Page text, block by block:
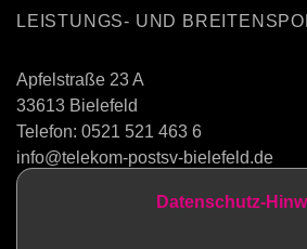
LEISTUNGS- UND
Apfelstraße 23 A
33613 Bielefeld
Telefon: 0521 521 463 6
info@telekom-postsv-bielefeld.de
Datenschutz-